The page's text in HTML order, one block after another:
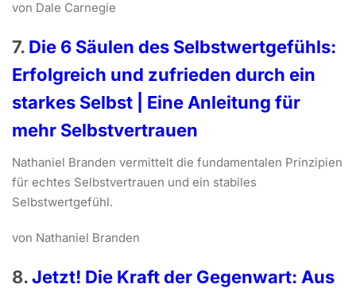
von Dale Carnegie
7. Die 6 Säulen des Selbstwertgefühls:
Erfolgreich und zufrieden durch ein
starkes Selbst | Eine Anleitung für
mehr Selbstvertrauen
Nathaniel Branden vermittelt die fundamentalen Prinzipien
für echtes Selbstvertrauen und ein stabiles
Selbstwertgefühl.
von Nathaniel Branden
8.Jetzt! Die Kraft der Gegenwart: Aus